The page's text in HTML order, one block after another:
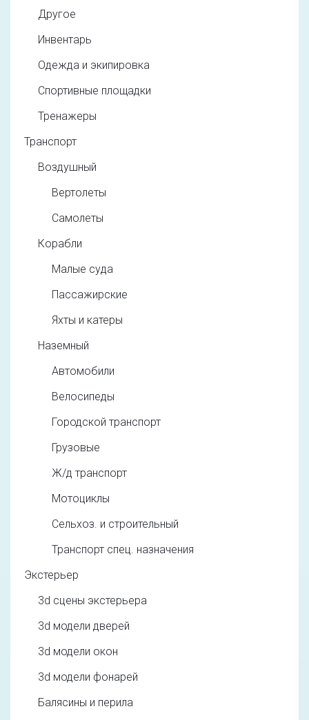
Другое
Инвентарь
Одежда и экипировка
Спортивные площадки
Тренажеры
Транспорт
Воздушный
Вертолеты
Самолеты
Корабли
Малые суда
Пассажирские
Яхты и катеры
Наземный
Автомобили
Велосипеды
Городской транспорт
Грузовые
Ж/д транспорт
Мотоциклы
Сельхоз. и строительный
Транспорт спец. назначения
Экстерьер
3d cцены экстерьера
3d модели дверей
3d модели окон
3d модели фонарей
Балясины и перила